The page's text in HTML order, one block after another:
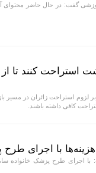
گفت: در حال حاضر
استراحت کنند تا
لزوم استراحت زائران در مسیر
کافی داشته باشند.
با اجرای طرح
اجرای طرح پزشک خانواده